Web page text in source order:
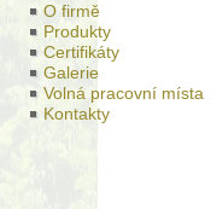
O firmě
Produkty
Certifikáty
Galerie
Volná pracovní místa
Kontakty